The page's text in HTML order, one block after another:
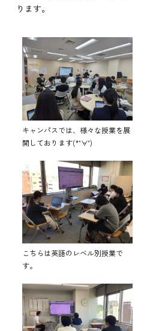
ります。
キャンパスでは、様々な授業を展
開しております(*‘∀‘)
こちらは英語のレベル別授業で
す。